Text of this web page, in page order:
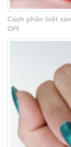
Cách phân biệt
OPI